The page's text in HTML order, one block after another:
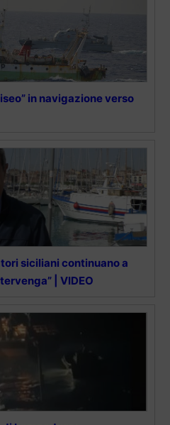
in navigazione verso
siciliani continuano a
| VIDEO